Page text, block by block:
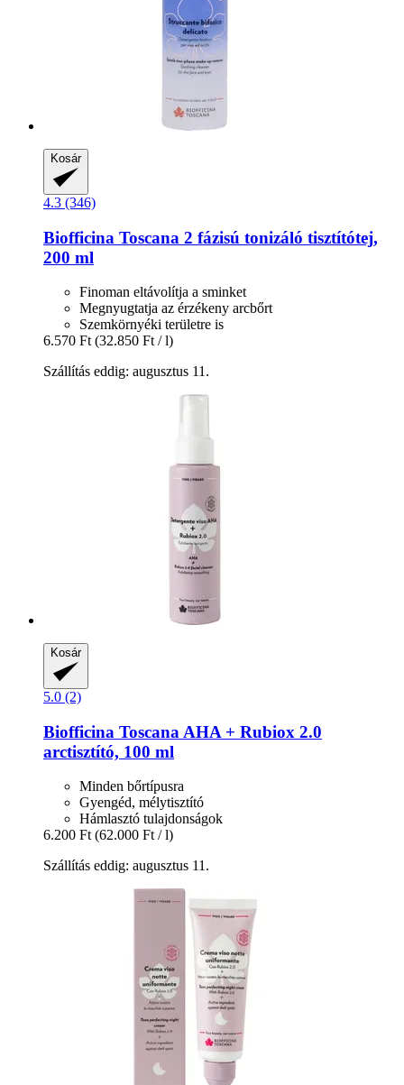
Kosár
4.3 (346)
Biofficina Toscana 2 fázisú tonizáló tisztítótej,
200 ml
Finoman eltávolítja a sminket
Megnyugtatja az érzékeny arcbőrt
Szemkörnyéki területre is
6.570 Ft (32.850 Ft / l)
Szállítás eddig: augusztus 11.
Kosár
5.0 (2)
Biofficina Toscana AHA + Rubiox 2.0
arctisztító, 100 ml
Minden bőrtípusra
Gyengéd, mélytisztító
Hámlasztó tulajdonságok
6.200 Ft (62.000 Ft / l)
Szállítás eddig: augusztus 11.